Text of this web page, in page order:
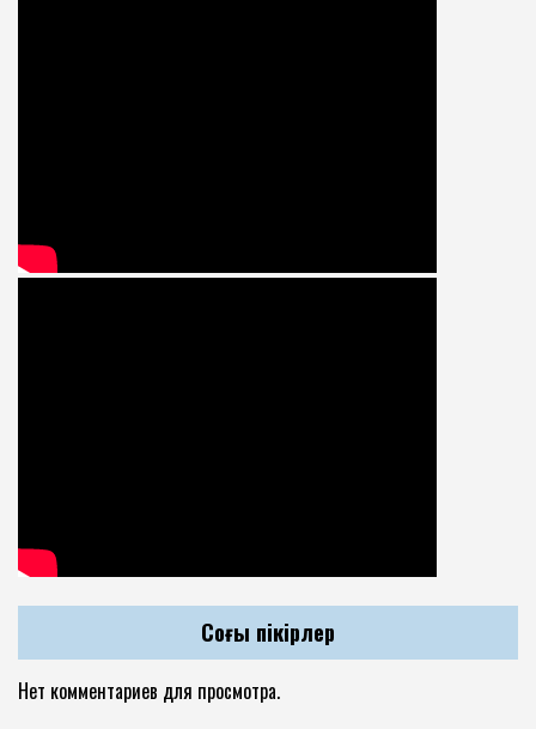
Соңғы пікірлер
Нет комментариев для просмотра.